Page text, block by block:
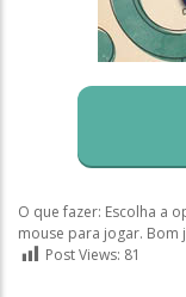
O que fazer: Escolha a
mouse para jogar. Bom
Post Views: 81